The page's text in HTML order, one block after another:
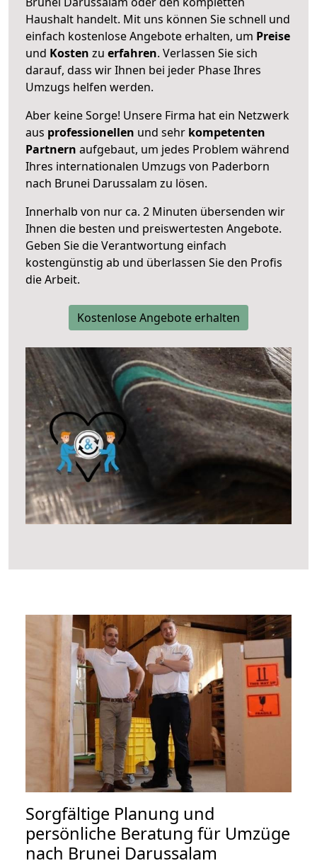
Haushalt handelt. Mit uns können Sie schnell und
einfach kostenlose Angebote erhalten, um Preise
und Kosten zu erfahren. Verlassen Sie sich
darauf, dass wir Ihnen bei jeder Phase Ihres
Umzugs helfen werden.
Aber keine Sorge! Unsere Firma hat ein Netzwerk
aus professionellen und sehr kompetenten
Partnern aufgebaut, um jedes Problem während
Ihres internationalen Umzugs von Paderborn
nach Brunei Darussalam zu lösen.
Innerhalb von nur ca. 2 Minuten übersenden wir
Ihnen die besten und preiswertesten Angebote.
Geben Sie die Verantwortung einfach
kostengünstig ab und überlassen Sie den Profis
die Arbeit.
Kostenlose Angebote erhalten
Sorgfältige Planung und
persönliche Beratung für Umzüge
nach Brunei Darussalam